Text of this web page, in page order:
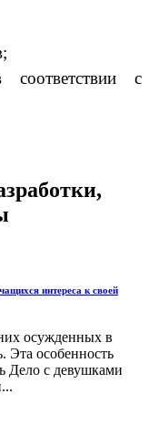
с
интереса к своей
осужденных в
Эта особенность
Дело с девушками